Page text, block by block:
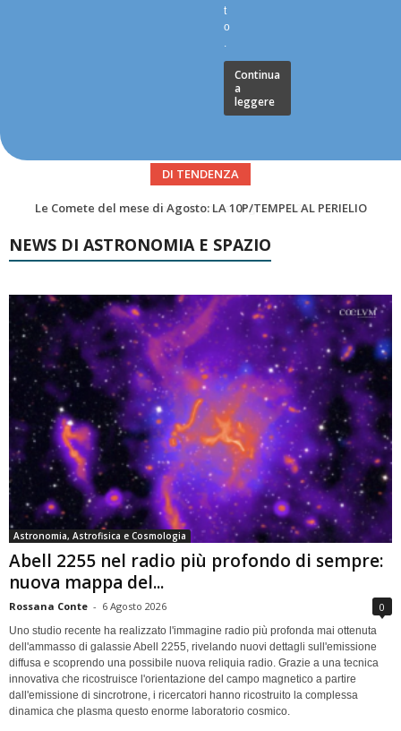
t
o
.
Continua
a
leggere
DI TENDENZA
Asteroidi del mese Agosto 2026
NEWS DI ASTRONOMIA E SPAZIO
Astronomia, Astrofisica e Cosmologia
Abell 2255 nel radio più profondo di sempre:
nuova mappa del...
Rossana Conte - 6 Agosto 2026 0
Uno studio recente ha realizzato l'immagine radio più profonda mai ottenuta
dell'ammasso di galassie Abell 2255, rivelando nuovi dettagli sull'emissione
diffusa e scoprendo una possibile nuova reliquia radio. Grazie a una tecnica
innovativa che ricostruisce l'orientazione del campo magnetico a partire
dall'emissione di sincrotrone, i ricercatori hanno ricostruito la complessa
dinamica che plasma questo enorme laboratorio cosmico.